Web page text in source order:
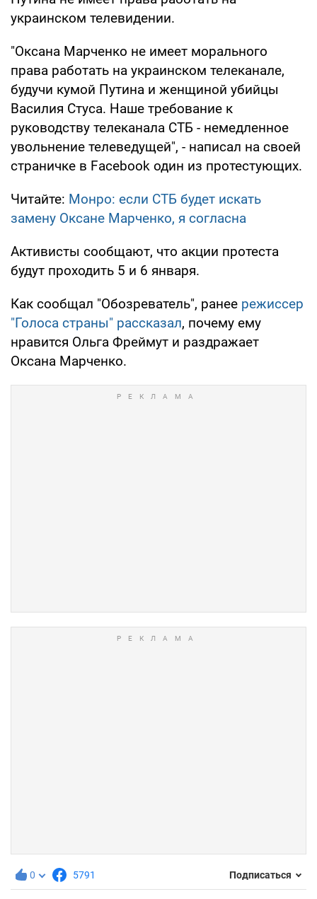
украинском телевидении.
"Оксана Марченко не имеет морального
права работать на украинском телеканале,
будучи кумой Путина и женщиной убийцы
Василия Стуса. Наше требование к
руководству телеканала СТБ - немедленное
увольнение телеведущей", - написал на своей
страничке в Facebook один из протестующих.
Читайте: Монро: если СТБ будет искать
замену Оксане Марченко, я согласна
Активисты сообщают, что акции протеста
будут проходить 5 и 6 января.
Как сообщал "Обозреватель", ранее режиссер
"Голоса страны" рассказал, почему ему
нравится Ольга Фреймут и раздражает
Оксана Марченко.
0 5791 Подписаться